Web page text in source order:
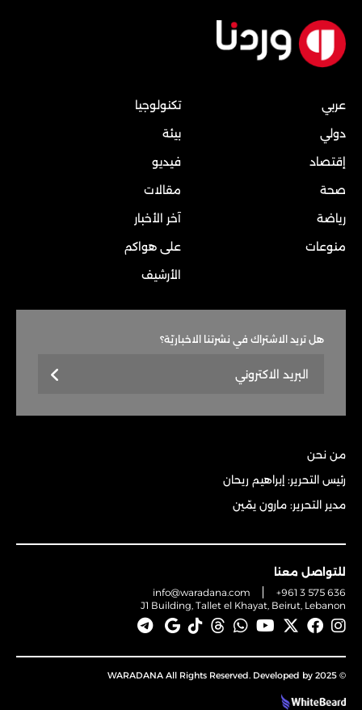
عربي
دولي
إقتصاد
صحة
رياضة
منوعات
تكنولوجيا
بيئة
فيديو
مقالات
آخر الأخبار
على هواكم
الأرشيف
هل تريد الاشتراك في نشرتنا الاخباريّة؟
من نحن
رئيس التحرير: إبراهيم ريحان
مدير التحرير: مارون يمّين
للتواصل معنا
info@waradana.com
+961 3 575 636
J1 Building, Tallet el Khayat, Beirut, Lebanon
© 2025 WARADANA All Rights Reserved. Developed by